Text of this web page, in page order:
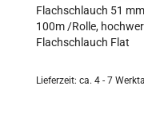
Flachschlauch 51
100m /Rolle,
Flachschlauch Flat
Lieferzeit: ca. 4 - 7